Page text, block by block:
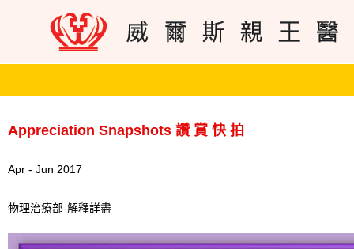
Appreciation Snapshots 讚 賞 快 拍
Apr - Jun 2017
物理治療部-解釋詳盡